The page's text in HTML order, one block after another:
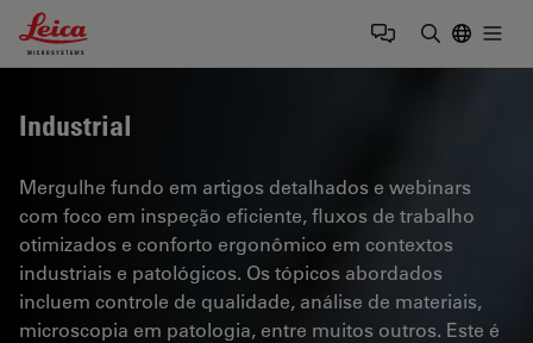
Leica Microsystems Logo
Industrial
Mergulhe fundo em artigos detalhados e webinars
com foco em inspeção eficiente, fluxos de trabalho
otimizados e conforto ergonômico em contextos
industriais e patológicos. Os tópicos abordados
incluem controle de qualidade, análise de materiais,
microscopia em patologia, entre muitos outros. Este é